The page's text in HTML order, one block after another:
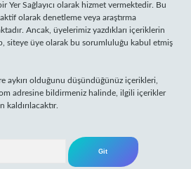
Yer Sağlayıcı olarak hizmet vermektedir. Bu
olarak denetleme veya araştırma
Ancak, üyelerimiz yazdıkları içeriklerin
siteye üye olarak bu sorumluluğu kabul etmiş
aykırı olduğunu düşündüğünüz içerikleri,
adresine bildirmeniz halinde, ilgili içerikler